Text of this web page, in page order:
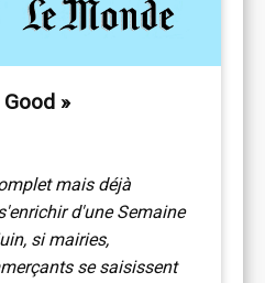
»
mais déjà
d'une Semaine
si mairies,
se saisissent